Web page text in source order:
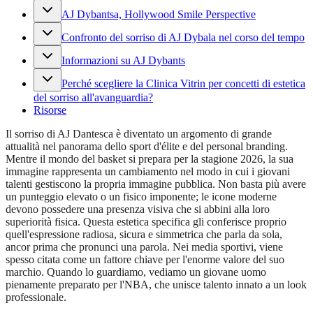
AJ Dybantsa, Hollywood Smile Perspective
Confronto del sorriso di AJ Dybala nel corso del tempo
Informazioni su AJ Dybants
Perché scegliere la Clinica Vitrin per concetti di estetica
del sorriso all'avanguardia?
Risorse
Il sorriso di AJ Dantesca è diventato un argomento di grande
attualità nel panorama dello sport d'élite e del personal branding.
Mentre il mondo del basket si prepara per la stagione 2026, la sua
immagine rappresenta un cambiamento nel modo in cui i giovani
talenti gestiscono la propria immagine pubblica. Non basta più avere
un punteggio elevato o un fisico imponente; le icone moderne
devono possedere una presenza visiva che si abbini alla loro
superiorità fisica. Questa estetica specifica gli conferisce proprio
quell'espressione radiosa, sicura e simmetrica che parla da sola,
ancor prima che pronunci una parola. Nei media sportivi, viene
spesso citata come un fattore chiave per l'enorme valore del suo
marchio. Quando lo guardiamo, vediamo un giovane uomo
pienamente preparato per l'NBA, che unisce talento innato a un look
professionale.